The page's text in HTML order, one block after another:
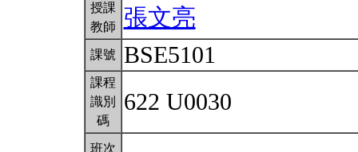
授課
教師
張文亮
課號 BSE5101
課程
識別
碼
622 U0030
班次